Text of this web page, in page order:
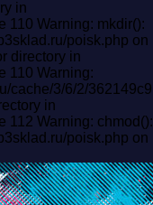
in
110 Warning: mkdir():
poisk.php on
directory in
110 Warning:
cache/3/6/2/
in
112 Warning: chmod():
poisk.php on